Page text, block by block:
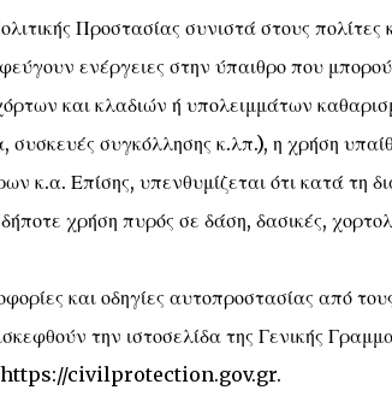
Προστασίας συνιστά στους πολίτες
ενέργειες στην ύπαιθρο που
και κλαδιών ή υπολειμμάτων
συσκευές συγκόλλησης κ.λπ.), η χρήση
κ.α. Επίσης, υπενθυμίζεται ότι κατά τη
χρήση πυρός σε δάση, δασικές,
και οδηγίες αυτοπροστασίας από
την ιστοσελίδα της Γενικής
https://civilprotection.gov.gr.